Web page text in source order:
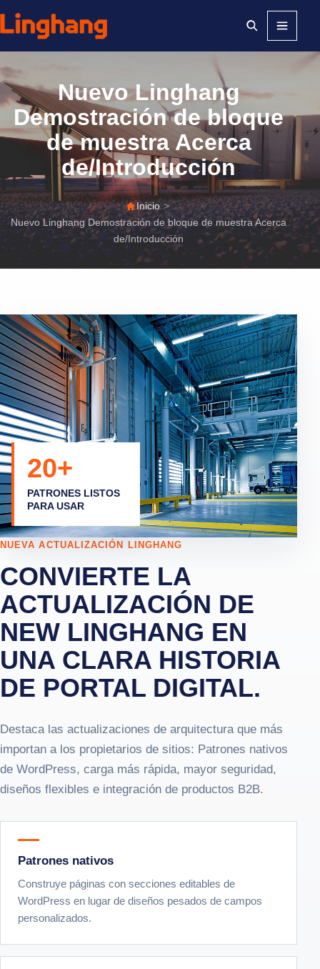
Menú
Nuevo Linghang
Demostración de bloque
de muestra Acerca
de/Introducción
Inicio >
Nuevo Linghang Demostración de bloque de muestra Acerca
de/Introducción
20+
PATRONES LISTOS
PARA USAR
NUEVA ACTUALIZACIÓN LINGHANG
CONVIERTE LA
ACTUALIZACIÓN DE
NEW LINGHANG EN
UNA CLARA HISTORIA
DE PORTAL DIGITAL.
Destaca las actualizaciones de arquitectura que más
importan a los propietarios de sitios: Patrones nativos
de WordPress, carga más rápida, mayor seguridad,
diseños flexibles e integración de productos B2B.
Patrones nativos
Construye páginas con secciones editables de
WordPress en lugar de diseños pesados de campos
personalizados.